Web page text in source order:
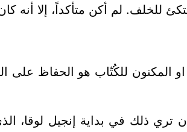
للخلف. لم أكن متأكداً، إلا أنه
المكنون للكُتّاب هو الحفاظ على
تري ذلك في بداية إنجيل لوقا،